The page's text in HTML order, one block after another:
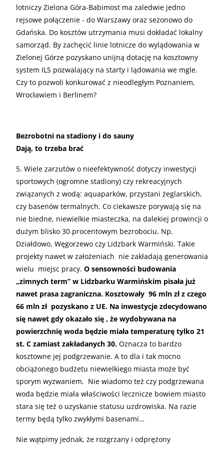
lotniczy Zielona Góra-Babimost ma zaledwie jedno
rejsowe połączenie - do Warszawy oraz sezonowo do
Gdańska. Do kosztów utrzymania musi dokładać lokalny
samorząd. By zachęcić linie lotnicze do wylądowania w
Zielonej Górze pozyskano unijną dotację na kosztowny
system ILS pozwalający na starty i lądowania we mgle.
Czy to pozwoli konkurować z nieodległym Poznaniem,
Wrocławiem i Berlinem?
Bezrobotni na stadiony i do sauny
Dają, to trzeba brać
5. Wiele zarzutów o nieefektywność dotyczy inwestycji
sportowych (ogromne stadiony) czy rekreacyjnych
związanych z wodą: aquaparków, przystani żeglarskich,
czy basenów termalnych. Co ciekawsze porywają się na
nie biedne, niewielkie miasteczka, na dalekiej prowincji o
dużym blisko 30 procentowym bezrobociu. Np.
Działdowo, Węgorzewo czy Lidzbark Warmiński. Takie
projekty nawet w założeniach nie zakładają generowania
wielu miejsc pracy. O sensowności budowania
„zimnych term” w Lidzbarku Warmińskim pisała już
nawet prasa zagraniczna. Kosztowały 96 mln zł z czego
66 mln zł pozyskano z UE. Na inwestycje zdecydowano
się nawet gdy okazało się , że wydobywana na
powierzchnię woda będzie miała temperaturę tylko 21
st. C zamiast zakładanych 30. Oznacza to bardzo
kosztowne jej podgrzewanie. A to dla i tak mocno
obciążonego budżetu niewielkiego miasta może być
sporym wyzwaniem. Nie wiadomo też czy podgrzewana
woda będzie miała właściwości lecznicze bowiem miasto
stara się też o uzyskanie statusu uzdrowiska. Na razie
termy będą tylko zwykłymi basenami…
Nie wątpimy jednak, że rozgrzany i odprężony